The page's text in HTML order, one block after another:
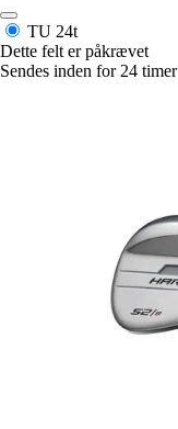
TU 24t
Dette felt er påkrævet
Sendes inden for 24 timer